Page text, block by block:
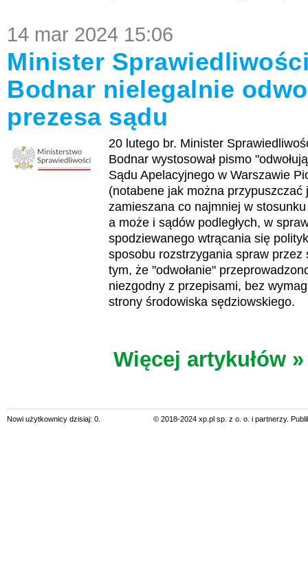
14 mar 2024 15:06
Minister
Bodnar nielegalnie
prezesa sądu
20 lutego br. Minister
Bodnar wystosował pismo
Sądu Apelacyjnego w Warszawie
(notabene jak można przypuszczać
zamieszana co najmniej w
a może i sądów podległych, w
spodziewanego wtrącania się
sposobu rozstrzygania spraw przez
tym, że "odwołanie"
niezgodny z przepisami, bez
strony środowiska sędziowskiego.
Więcej artykułów »
Nowi użytkownicy dzisiaj: 0. © 2018-2024 xp.pl sp. z o. o. i partnerzy.